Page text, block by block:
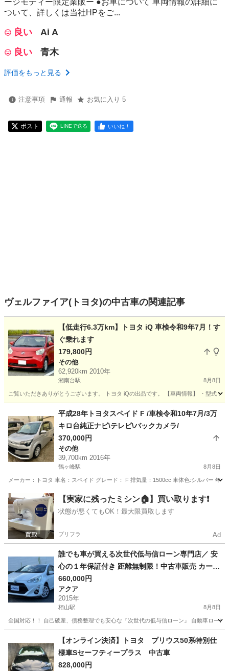
ージモティー限定業販ー ●お車について 車両情報の詳細に
ついて、詳しくは当社HPをご...
良い
Ai A
良い
青木
評価をもっと見る
注意事項 通報 お気に入り 5
ポスト LINEで送る いいね！
ヴェルファイア(トヨタ)の中古車の関連記事
【低走行6.3万km】トヨタ iQ 車検令和9年7月！す
ぐ乗れます
179,800円
その他
62,920km 2010年
湘南台駅 8月8日
ご覧いただきありがとうございます。 トヨタ iQの出品です。 【車両情報】 ・型式：
湘南台駅 その他
平成28年トヨタスペイド F /車検令和10年7月/3万
キロ台純正ナビ\テレビ\バックカメラ/
370,000円
その他
39,700km 2016年
鶴ヶ峰駅 8月8日
メーカー：トヨタ 車名：スペイド グレード： F 排気量：1500cc 車体色:シルバー 年
横浜市 鶴ヶ峰駅 その他 トヨタスペイド
【実家に残ったミシン🏠】買い取ります❗️
状態が悪くてもOK！最大限買取します
プリフラ Ad
誰でも車が買える次世代低与信ローン専門店／ 安
心の１年保証付き 距離無制限！中古車販売 カーメ
ル小田原店 平成27年式 トヨタ アクア S☆
660,000円
アクア
2015年
栢山駅 8月8日
全国対応！！ 自己破産、債務整理でも安心な『次世代の低与信ローン』 自動車ロー
小田原市 栢山駅 アクア 車両
【オンライン決済】トヨタ プリウス50系特別仕
様車Sセーフティープラス 中古車
828,000円